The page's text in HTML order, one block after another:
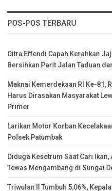
POS-POS TERBARU
Citra Effendi Capah Kerahkan
Bersihkan Parit Jalan Taduan
Maknai Kemerdekaan RI Ke-81,
Harus Dirasakan Masyarakat
Primer
Larikan Motor Korban
Polsek Patumbak
Diduga Kesetrum Saat Cari
Tewas Mengambang di Sungai
Triwulan II Tumbuh 5,06%,